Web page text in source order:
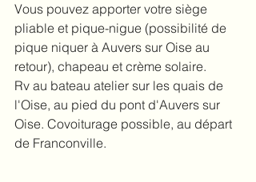
Vous pouvez apporter votre siège
pliable et pique-nigue (possibilité de
pique niquer à Auvers sur Oise au
retour), chapeau et crème solaire.
Rv au bateau atelier sur les quais de
l'Oise, au pied du pont d'Auvers sur
Oise. Covoiturage possible, au départ
de Franconville.